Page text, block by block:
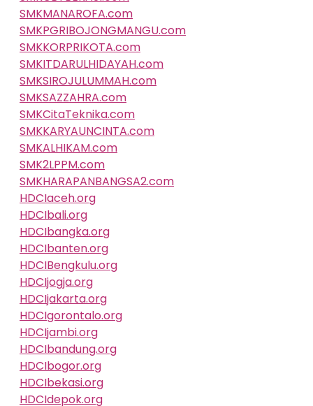
SMKMANAROFA.com
SMKPGRIBOJONGMANGU.com
SMKKORPRIKOTA.com
SMKITDARULHIDAYAH.com
SMKSIROJULUMMAH.com
SMKSAZZAHRA.com
SMKCitaTeknika.com
SMKKARYAUNCINTA.com
SMKALHIKAM.com
SMK2LPPM.com
SMKHARAPANBANGSA2.com
HDCIaceh.org
HDCIbali.org
HDCIbangka.org
HDCIbanten.org
HDCIBengkulu.org
HDCIjogja.org
HDCIjakarta.org
HDCIgorontalo.org
HDCIjambi.org
HDCIbandung.org
HDCIbogor.org
HDCIbekasi.org
HDCIdepok.org